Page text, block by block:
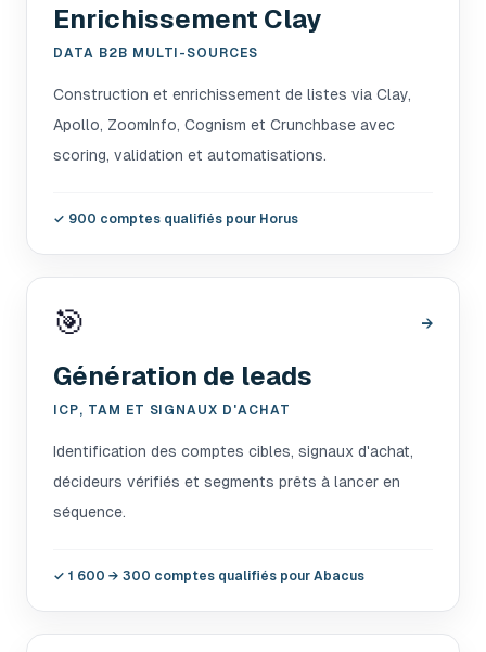
Enrichissement Clay
DATA B2B MULTI-SOURCES
Construction et enrichissement de listes via Clay,
Apollo, ZoomInfo, Cognism et Crunchbase avec
scoring, validation et automatisations.
✓ 900 comptes qualifiés pour Horus
🎯 →
Génération de leads
ICP, TAM ET SIGNAUX D'ACHAT
Identification des comptes cibles, signaux d'achat,
décideurs vérifiés et segments prêts à lancer en
séquence.
✓ 1 600 → 300 comptes qualifiés pour Abacus